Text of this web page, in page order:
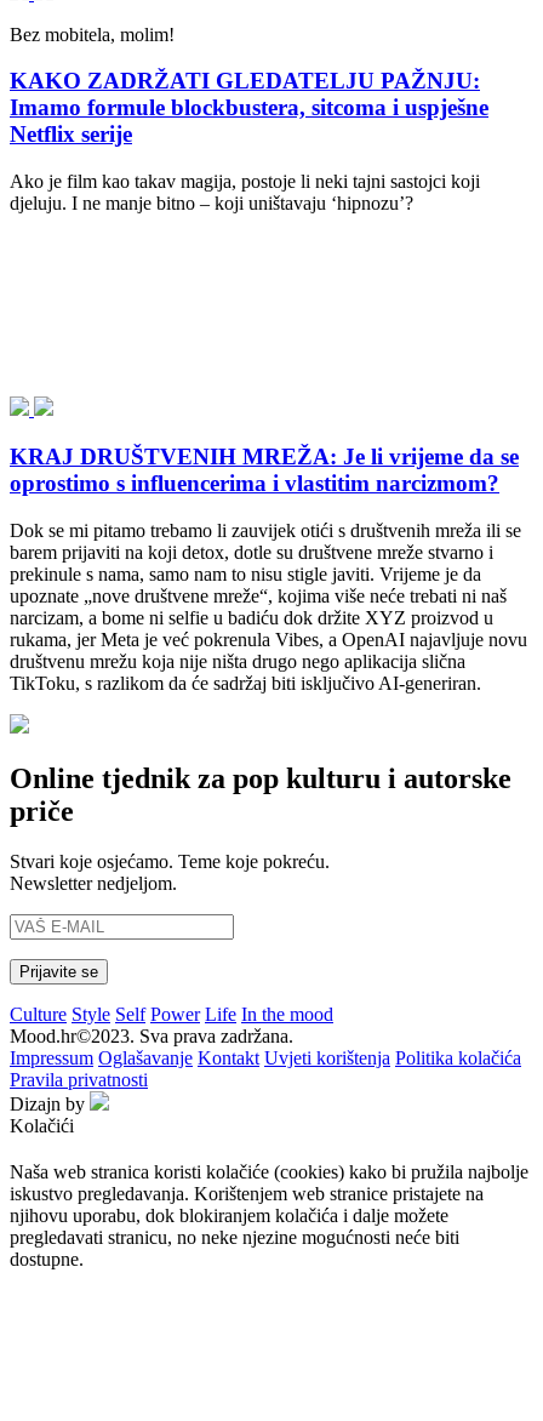
Bez mobitela, molim!
KAKO ZADRŽATI GLEDATELJU PAŽNJU:
Imamo formule blockbustera, sitcoma i uspješne
Netflix serije
Ako je film kao takav magija, postoje li neki tajni sastojci koji
djeluju. I ne manje bitno – koji uništavaju ‘hipnozu’?
KRAJ DRUŠTVENIH MREŽA: Je li vrijeme da se
oprostimo s influencerima i vlastitim narcizmom?
Dok se mi pitamo trebamo li zauvijek otići s društvenih mreža ili se
barem prijaviti na koji detox, dotle su društvene mreže stvarno i
prekinule s nama, samo nam to nisu stigle javiti. Vrijeme je da
upoznate „nove društvene mreže“, kojima više neće trebati ni naš
narcizam, a bome ni selfie u badiću dok držite XYZ proizvod u
rukama, jer Meta je već pokrenula Vibes, a OpenAI najavljuje novu
društvenu mrežu koja nije ništa drugo nego aplikacija slična
TikToku, s razlikom da će sadržaj biti isključivo AI-generiran.
Online tjednik za pop kulturu i autorske
priče
Stvari koje osjećamo. Teme koje pokreću.
Newsletter nedjeljom.
Culture Style Self Power Life In the mood
Mood.hr©2023. Sva prava zadržana.
Impressum Oglašavanje Kontakt Uvjeti korištenja Politika kolačića
Pravila privatnosti
Dizajn by
Kolačići
Naša web stranica koristi kolačiće (cookies) kako bi pružila najbolje
iskustvo pregledavanja. Korištenjem web stranice pristajete na
njihovu uporabu, dok blokiranjem kolačića i dalje možete
pregledavati stranicu, no neke njezine mogućnosti neće biti
dostupne.